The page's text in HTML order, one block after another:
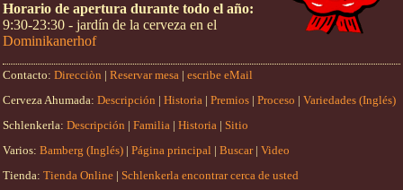
Horario de apertura durante todo el año:
9:30-23:30 - jardín de la cerveza en el
Dominikanerhof
Contacto:Direcciòn |Reservar mesa |escribe eMail
Cerveza Ahumada:Descripción |Historia |Premios |Proceso |Variedades (Inglés)
Schlenkerla:Descripción |Familia |Historia
Sitio
Varios:Bamberg (Inglés) |Página principal |Buscar|Video
Tienda:Tienda Online | Schlenkerla encontrar cerca de usted